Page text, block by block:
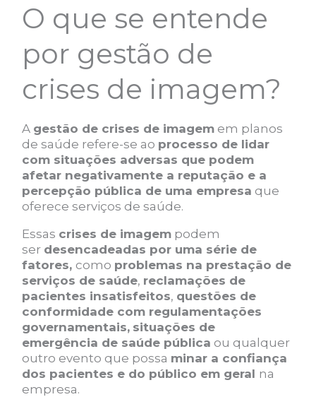
O que se entende
por gestão de
crises de imagem?
A gestão de crises de imagem em planos
de saúde refere-se ao processo de lidar
com situações adversas que podem
afetar negativamente a reputação e a
percepção pública de uma empresa que
oferece serviços de saúde.
Essas crises de imagem podem
ser desencadeadas por uma série de
fatores, como problemas na prestação de
serviços de saúde, reclamações de
pacientes insatisfeitos, questões de
conformidade com regulamentações
governamentais, situações de
emergência de saúde pública ou qualquer
outro evento que possa minar a confiança
dos pacientes e do público em geral na
empresa.